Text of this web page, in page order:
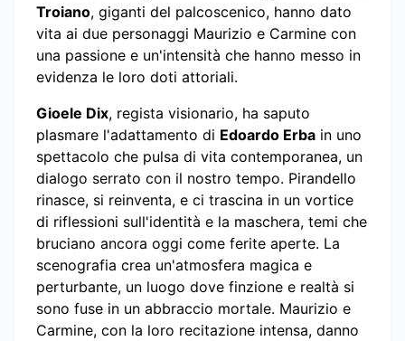
Troiano, giganti del palcoscenico, hanno dato
vita ai due personaggi Maurizio e Carmine con
una passione e un'intensità che hanno messo in
evidenza le loro doti attoriali.
Gioele Dix, regista visionario, ha saputo
plasmare l'adattamento di Edoardo Erba in uno
spettacolo che pulsa di vita contemporanea, un
dialogo serrato con il nostro tempo. Pirandello
rinasce, si reinventa, e ci trascina in un vortice
di riflessioni sull'identità e la maschera, temi che
bruciano ancora oggi come ferite aperte. La
scenografia crea un'atmosfera magica e
perturbante, un luogo dove finzione e realtà si
sono fuse in un abbraccio mortale. Maurizio e
Carmine, con la loro recitazione intensa, danno